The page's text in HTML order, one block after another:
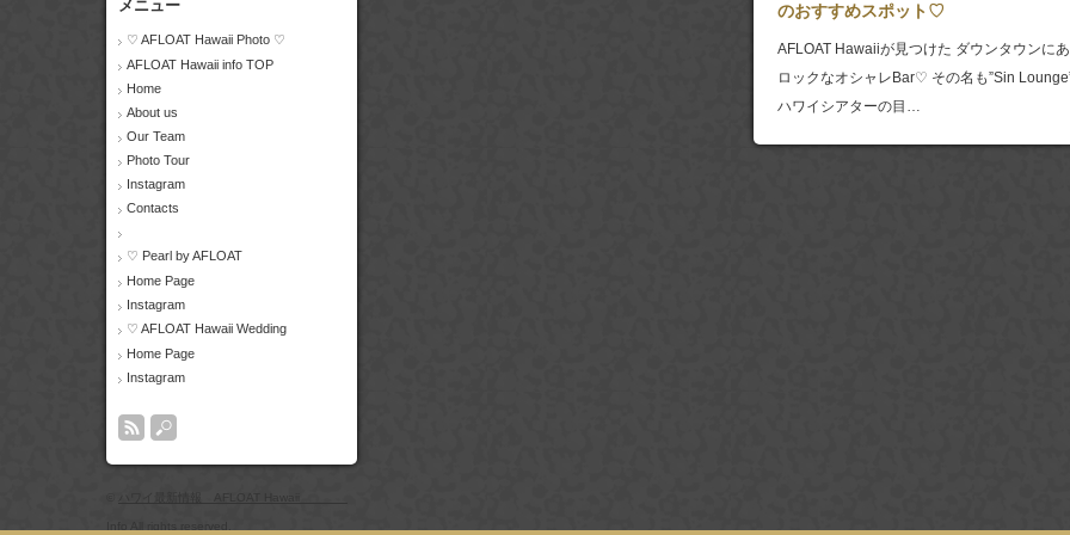
メニュー
♡ AFLOAT Hawaii Photo ♡
AFLOAT Hawaii info TOP
Home
About us
Our Team
Photo Tour
Instagram
Contacts
♡ Pearl by AFLOAT
Home Page
Instagram
♡ AFLOAT Hawaii Wedding
Home Page
Instagram
のおすすめスポット♡
AFLOAT Hawaiiが見つけた ダウンタウンに
ロックなオシャレBar♡ その名も”Sin
ハワイシアターの目…